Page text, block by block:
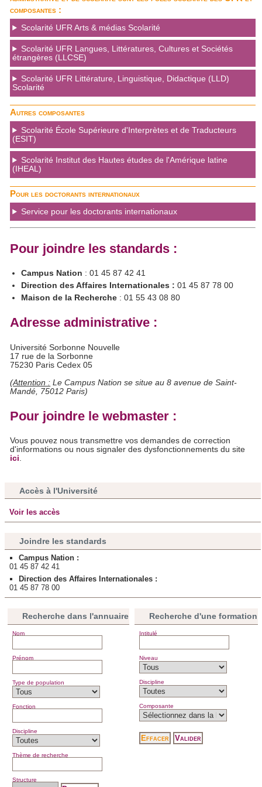
partageons également des informations sur l'utilisation de
notre site avec nos partenaires de médias sociaux, de
publicité et d'analyse, qui peuvent combiner celles-ci avec
d'autres informations que vous leur avez fournies ou qu'ils
ont collectées lors de votre utilisation de leurs services.
composantes :
Scolarité UFR Arts & médias Scolarité
Scolarité UFR Langues, Littératures, Cultures et Sociétés
étrangères (LLCSE)
Scolarité UFR Littérature, Linguistique, Didactique (LLD)
Scolarité
Autres composantes
Scolarité École Supérieure d'Interprètes et de Traducteurs
(ESIT)
Scolarité Institut des Hautes études de l'Amérique latine
(IHEAL)
Pour les doctorants internationaux
Service pour les doctorants internationaux
Pour joindre les standards :
Campus Nation : 01 45 87 42 41
Direction des Affaires Internationales : 01 45 87 78 00
Maison de la Recherche : 01 55 43 08 80
Adresse administrative :
Université Sorbonne Nouvelle
17 rue de la Sorbonne
75230 Paris Cedex 05
(Attention : Le Campus Nation se situe au 8 avenue de Saint-
Mandé, 75012 Paris)
Pour joindre le webmaster :
Vous pouvez nous transmettre vos demandes de correction
d'informations ou nous signaler des dysfonctionnements du site
ici.
Accès à l'Université
Voir les accès
Joindre les standards
Campus Nation :
01 45 87 42 41
Direction des Affaires Internationales :
01 45 87 78 00
Recherche dans l'annuaire
Nom
Prénom
Type de population
Fonction
Discipline
Thème de recherche
Structure
Recherche d'une formation
Intitulé
Niveau
Discipline
Composante